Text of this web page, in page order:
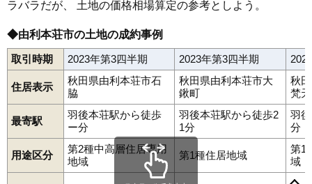
ラバラだが、 土地の価格相場算定の参考としよう。
◆由利本荘市の土地の成約事例
取引時期 2023年第3四半期 2023年第3四半期
住居表示
秋田県由利本荘市石
脇
秋田県由利本荘市大
鍬町
秋
梵天
最寄駅
羽後本荘駅から徒歩
ー分
羽後本荘駅から徒歩2
1分
羽
分
用途区分
第2種中高層住居専用
地域
第1種住居地域
第1
域
赤沼下 荒町石脇 一番堰井戸尻岩城赤平岩城勝手岩城二古
岩谷町裏尾崎町 大内三川
御門桜小路